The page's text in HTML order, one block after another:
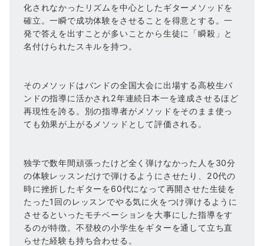
化されなかったリズムを中心としたギターメソッドを
確立。一瞬で成功体験をさせることを得意とする。一
発で答えを出すことが多いことから生徒に「瞬殺」と
名付けられたスキルを持つ。
そのメソッドはバンドの全国大会に出場する高校生バ
ンドの指導に活かされ2年連続日本一を達成させるほど
再現性を誇る。別の指導者がメソッドをそのまま使っ
ても効果が上がるメソッドとして評価される。
独学で数年間頑張ったけど全く弾けなかった人を30分
の体験レッスンだけで弾けるようにさせたり、20代の
時に挫折したギターを60代になって再開させた生徒を
たった1回のレッスンでやる気に火をつけ弾けるように
させるといったモチベーションを大事にした指導をす
るのが特徴。不登校の小学生をギターを通して立ち直
らせた経験も持ち合わせる。